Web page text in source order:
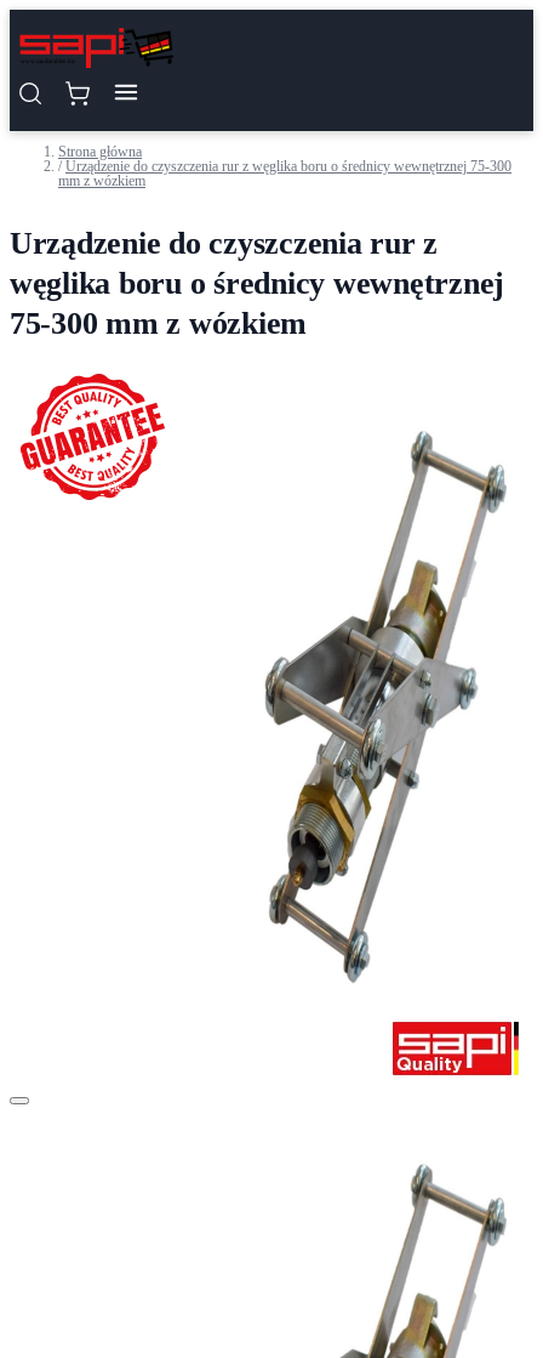
Strona główna
/ Urządzenie do czyszczenia rur z węglika boru o średnicy wewnętrznej 75-300
mm z wózkiem
Urządzenie do czyszczenia rur z
węglika boru o średnicy wewnętrznej
75-300 mm z wózkiem